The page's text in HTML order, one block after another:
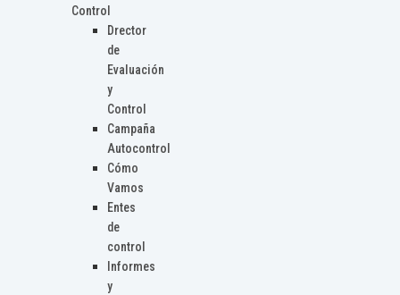
Control
Drector
de
Evaluación
y
Control
Campaña
Autocontrol
Cómo
Vamos
Entes
de
control
Informes
y